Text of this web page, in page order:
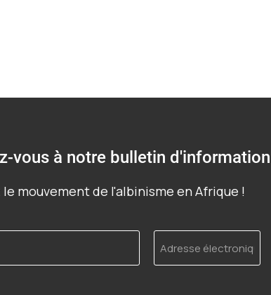
vous à notre bulletin d'information
mouvement de l'albinisme en Afrique !
Adresse
électronique